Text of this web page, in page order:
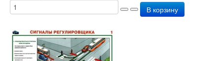
В корзину